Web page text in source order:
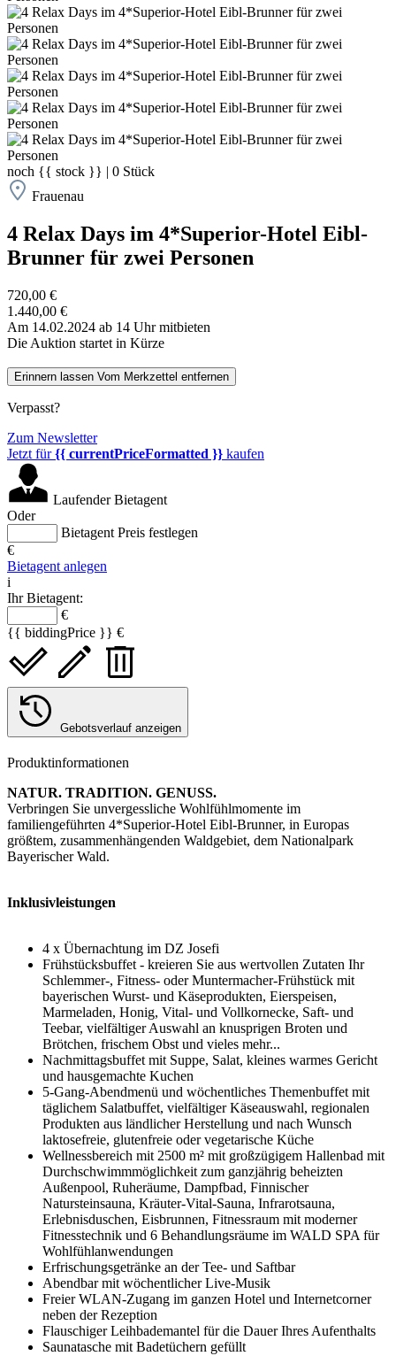
noch {{ stock }} | 0 Stück
Frauenau
4 Relax Days im 4*Superior-Hotel Eibl-
Brunner für zwei Personen
720,00 €
1.440,00 €
Am 14.02.2024 ab 14 Uhr mitbieten
Die Auktion startet in Kürze
Erinnern lassen Vom Merkzettel entfernen
Verpasst?
Zum Newsletter
Jetzt für{{ currentPriceFormatted }} kaufen
Laufender Bietagent
Oder
Bietagent Preis festlegen
€
Bietagent anlegen
i
Ihr Bietagent:
€
{{ biddingPrice }} €
Gebotsverlauf anzeigen
Produktinformationen
NATUR. TRADITION. GENUSS.
Verbringen Sie unvergessliche Wohlfühlmomente im
familiengeführten 4*Superior-Hotel Eibl-Brunner, in Europas
größtem, zusammenhängenden Waldgebiet, dem Nationalpark
Bayerischer Wald.
Inklusivleistungen
4 x Übernachtung im DZ Josefi
Frühstücksbuffet - kreieren Sie aus wertvollen Zutaten Ihr
Schlemmer-, Fitness- oder Muntermacher-Frühstück mit
bayerischen Wurst- und Käseprodukten, Eierspeisen,
Marmeladen, Honig, Vital- und Vollkornecke, Saft- und
Teebar, vielfältiger Auswahl an knusprigen Broten und
Brötchen, frischem Obst und vieles mehr...
Nachmittagsbuffet mit Suppe, Salat, kleines warmes Gericht
und hausgemachte Kuchen
5-Gang-Abendmenü und wöchentliches Themenbuffet mit
täglichem Salatbuffet, vielfältiger Käseauswahl, regionalen
Produkten aus ländlicher Herstellung und nach Wunsch
laktosefreie, glutenfreie oder vegetarische Küche
Wellnessbereich mit 2500 m² mit großzügigem Hallenbad mit
Durchschwimmmöglichkeit zum ganzjährig beheizten
Außenpool, Ruheräume, Dampfbad, Finnischer
Natursteinsauna, Kräuter-Vital-Sauna, Infrarotsauna,
Erlebnisduschen, Eisbrunnen, Fitnessraum mit moderner
Fitnesstechnik und 6 Behandlungsräume im WALD SPA für
Wohlfühlanwendungen
Erfrischungsgetränke an der Tee- und Saftbar
Abendbar mit wöchentlicher Live-Musik
Freier WLAN-Zugang im ganzen Hotel und Internetcorner
neben der Rezeption
Flauschiger Leihbademantel für die Dauer Ihres Aufenthalts
Saunatasche mit Badetüchern gefüllt